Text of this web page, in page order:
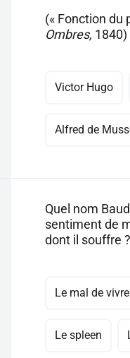
(« Fonction du
Ombres, 1840)
Victor Hugo
Alfred de
Quel nom
sentiment de
dont il souffre ?
Le mal de vivre
Le spleen